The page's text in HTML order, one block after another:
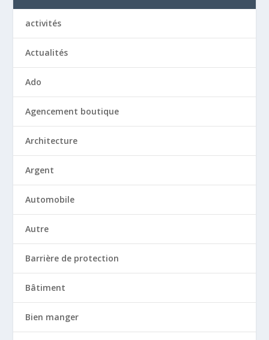
activités
Actualités
Ado
Agencement boutique
Architecture
Argent
Automobile
Autre
Barrière de protection
Bâtiment
Bien manger